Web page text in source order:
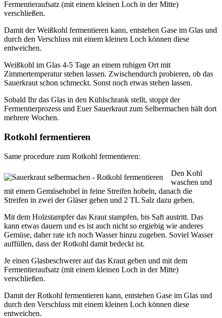
Fermentieraufsatz (mit einem kleinen Loch in der Mitte)
verschließen.
Damit der Weißkohl fermentieren kann, entstehen Gase im Glas und
durch den Verschluss mit einem kleinen Loch können diese
entweichen.
Weißkohl im Glas 4-5 Tage an einem ruhigen Ort mit
Zimmertemperatur stehen lassen. Zwischendurch probieren, ob das
Sauerkraut schon schmeckt. Sonst noch etwas stehen lassen.
Sobald Ihr das Glas in den Kühlschrank stellt, stoppt der
Fermentierprozess und Euer Sauerkraut zum Selbermachen hält dort
mehrere Wochen.
Rotkohl fermentieren
Same procedure zum Rotkohl fermentieren:
Den Kohl
waschen und
mit einem Gemüsehobel in feine Streifen hobeln, danach die
Streifen in zwei der Gläser geben und 2 TL Salz dazu geben.
Mit dem Holzstampfer das Kraut stampfen, bis Saft austritt. Das
kann etwas dauern und es ist auch nicht so ergiebig wie anderes
Gemüse, daher rate ich noch Wasser hinzu zugeben. Soviel Wasser
auffüllen, dass der Rotkohl damit bedeckt ist.
Je einen Glasbeschwerer auf das Kraut geben und mit dem
Fermentieraufsatz (mit einem kleinen Loch in der Mitte)
verschließen.
Damit der Rotkohl fermentieren kann, entstehen Gase im Glas und
durch den Verschluss mit einem kleinen Loch können diese
entweichen.